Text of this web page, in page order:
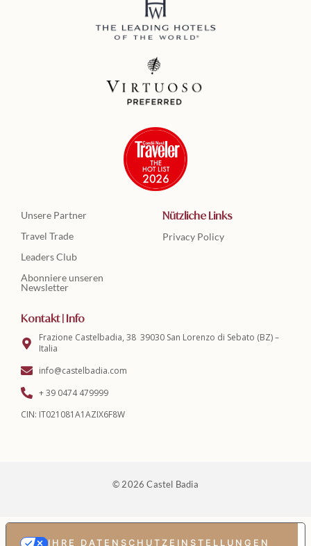
Unsere Partner
Travel Trade
Leaders Club
Abonniere unseren
Newsletter
Nützliche Links
Privacy Policy
Kontakt | Info
Frazione Castelbadia, 38 39030 San Lorenzo di Sebato (BZ) –
Italia
info@castelbadia.com
+ 39 0474 479999
CIN: IT021081A1AZIX6F8W
© 2026 Castel Badia
IHRE DATENSCHUTZEINSTELLUNGEN